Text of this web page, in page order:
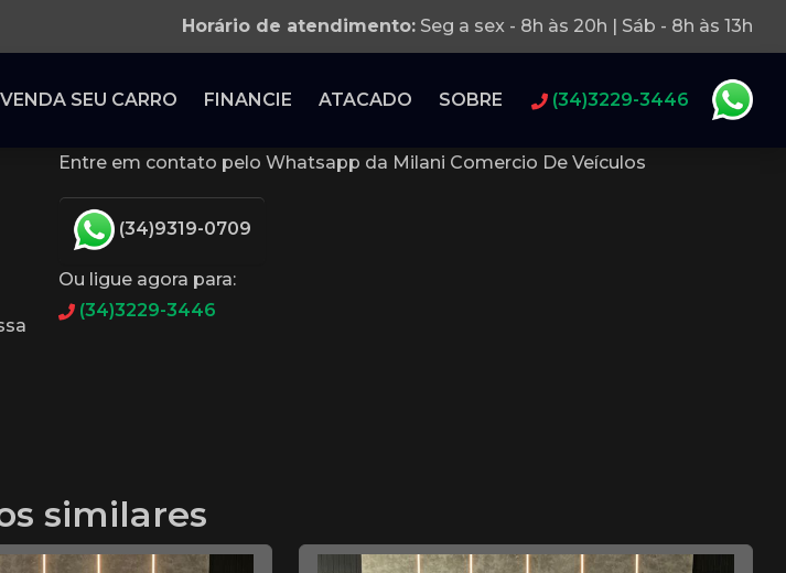
Horário de atendimento: Seg a sex - 8h às 20h | Sáb - 8h às 13h
VENDA SEU CARRO FINANCIE ATACADO SOBRE (34)3229-3446
Entre em contato pelo Whatsapp da Milani Comercio De Veículos
(34)9319-0709
Ou ligue agora para:
(34)3229-3446
similares